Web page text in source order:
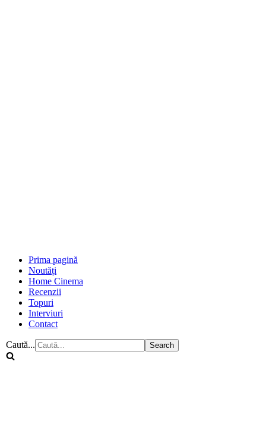
Prima pagină
Noutăți
Home Cinema
Recenzii
Topuri
Interviuri
Contact
Caută...